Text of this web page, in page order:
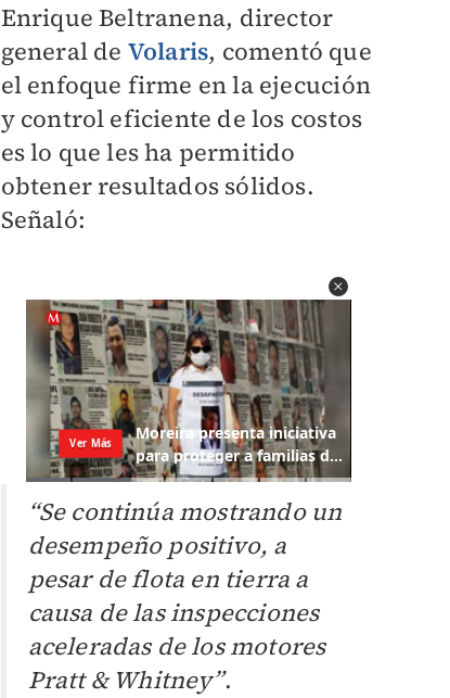
Enrique Beltranena, director
general de Volaris, comentó que
el enfoque firme en la ejecución
y control eficiente de los costos
es lo que les ha permitido
obtener resultados sólidos.
Señaló:
“Se continúa mostrando un
desempeño positivo, a
pesar de flota en tierra a
causa de las inspecciones
aceleradas de los motores
Pratt & Whitney”.